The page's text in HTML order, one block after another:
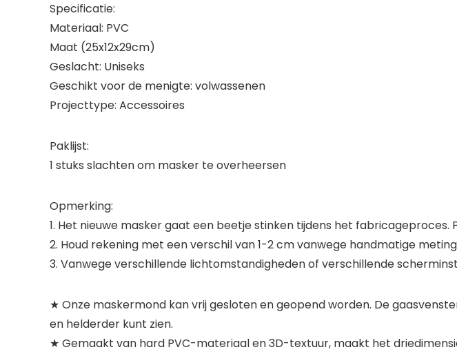
Specificatie:
Materiaal: PVC
Maat (25x12x29cm)
Geslacht: Uniseks
Geschikt voor de menigte: volwassenen
Projecttype: Accessoires
Paklijst:
1 stuks slachten om masker te overheersen
Opmerking:
1. Het nieuwe masker gaat een beetje stinken tijdens het
2. Houd rekening met een verschil van 1-2 cm vanwege handmatige
3. Vanwege verschillende lichtomstandigheden of verschillende
★ Onze maskermond kan vrij gesloten en geopend worden. De
en helderder kunt zien.
★ Gemaakt van hard PVC-materiaal en 3D-textuur, maakt het